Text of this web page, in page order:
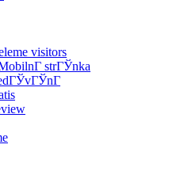
visitors
strГЎnka